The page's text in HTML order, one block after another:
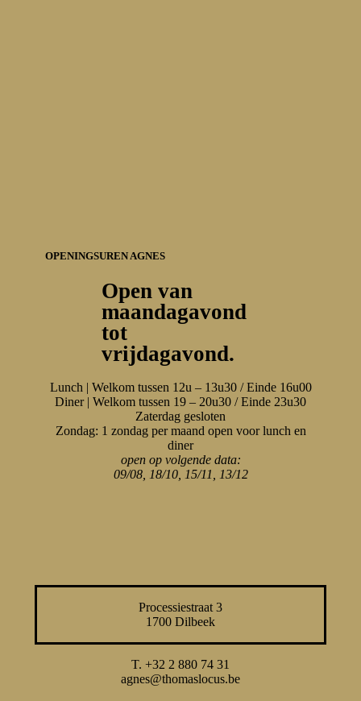
OPENINGSUREN AGNES
Open van
maandagavond
tot
vrijdagavond.
Lunch | Welkom tussen 12u – 13u30 / Einde 16u00
Diner | Welkom tussen 19 – 20u30 / Einde 23u30
Zaterdag gesloten
Zondag: 1 zondag per maand open voor lunch en
diner
open op volgende data:
09/08, 18/10, 15/11, 13/12
Processiestraat 3
1700 Dilbeek
T. +32 2 880 74 31
agnes@thomaslocus.be